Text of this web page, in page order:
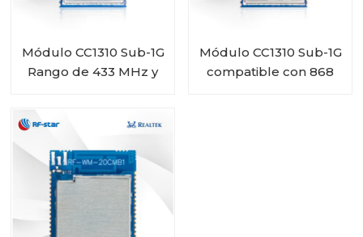
Módulo CC1310 Sub-1G
Rango de 433 MHz y
Módulo CC1310 Sub-1G
compatible con 868